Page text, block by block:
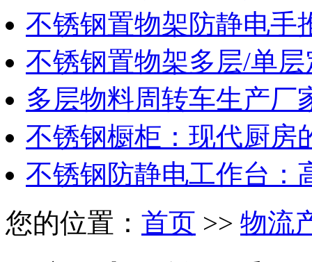
不锈钢置物架防静电手
不锈钢置物架多层/单
多层物料周转车生产厂
不锈钢橱柜：现代厨房
不锈钢防静电工作台：
您的位置： 首页 >> 物流